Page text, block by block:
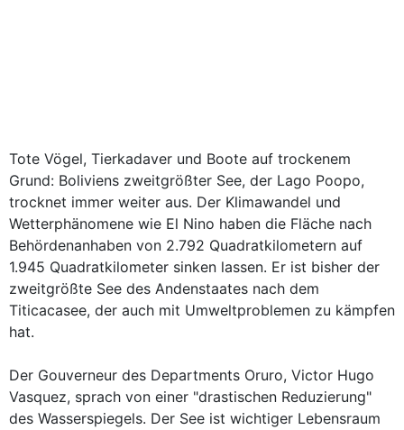
Tote Vögel, Tierkadaver und Boote auf trockenem
Grund: Boliviens zweitgrößter See, der Lago Poopo,
trocknet immer weiter aus. Der Klimawandel und
Wetterphänomene wie El Nino haben die Fläche nach
Behördenanhaben von 2.792 Quadratkilometern auf
1.945 Quadratkilometer sinken lassen. Er ist bisher der
zweitgrößte See des Andenstaates nach dem
Titicacasee, der auch mit Umweltproblemen zu kämpfen
hat.
Der Gouverneur des Departments Oruro, Victor Hugo
Vasquez, sprach von einer "drastischen Reduzierung"
des Wasserspiegels. Der See ist wichtiger Lebensraum